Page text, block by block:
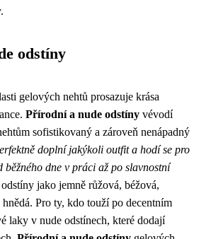
odstíny
gelových nehtů prosazuje krása
Přírodní a nude odstíny vévodí
sofistikovaný a zároveň nenápadný
doplní jakýkoli outfit a hodí se pro
běžného dne v práci až po slavnostní
jako jemně růžová, béžová,
Pro ty, kdo touží po decentním
laky v nude odstínech, které dodají